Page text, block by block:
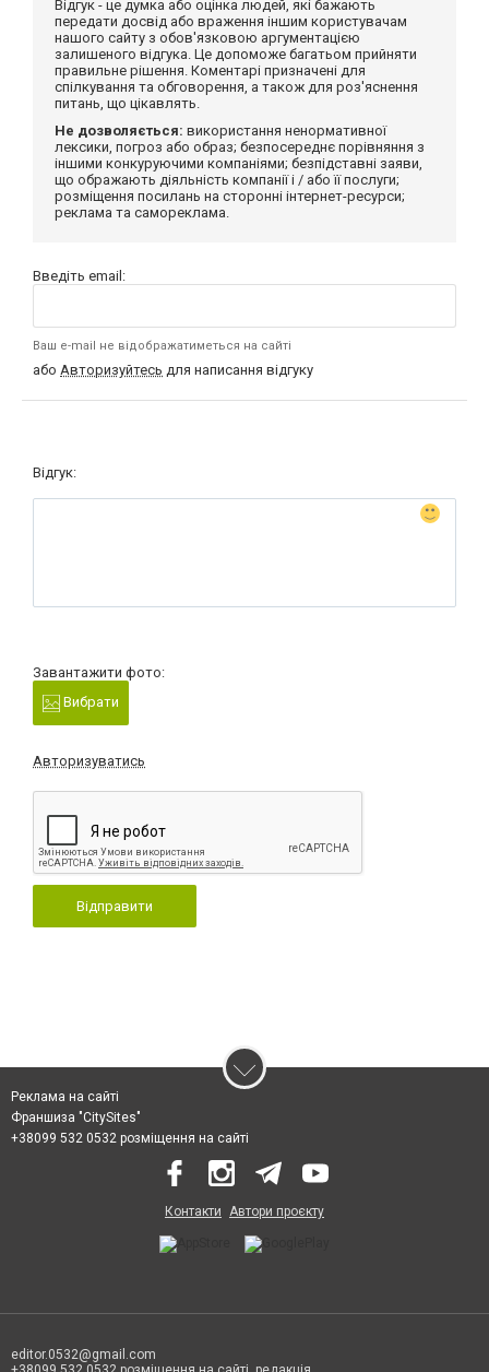
Відгук - це думка або оцінка людей, які бажають
передати досвід або враження іншим користувачам
нашого сайту з обов'язковою аргументацією
залишеного відгука. Це допоможе багатьом прийняти
правильне рішення. Коментарі призначені для
спілкування та обговорення, а також для роз'яснення
питань, що цікавлять.
Не дозволяється: використання ненормативної
лексики, погроз або образ; безпосереднє порівняння з
іншими конкуруючими компаніями; безпідставні заяви,
що ображають діяльність компанії і / або її послуги;
розміщення посилань на сторонні інтернет-ресурси;
реклама та самореклама.
Введіть email:
Ваш e-mail не відображатиметься на сайті
або Авторизуйтесь для написання відгуку
Відгук:
Завантажити фото:
Вибрати
Авторизуватись
Відправити
Реклама на сайті
Франшиза "CitySites"
+38099 532 0532 розміщення на сайті
Контакти Автори проєкту
editor.0532@gmail.com